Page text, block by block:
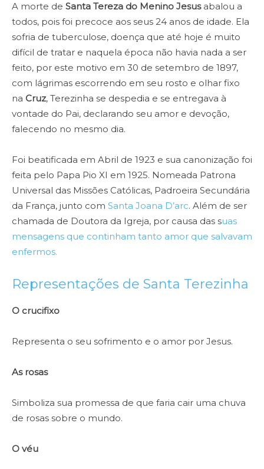
A morte de Santa Tereza do Menino Jesusabalou a
todos, pois foi precoce aos seus 24 anos de idade. Ela
sofria de tuberculose, doença que até hoje é muito
difícil de tratar e naquela época não havia nada a ser
feito, por este motivo em 30 de setembro de 1897,
com lágrimas escorrendo em seu rosto e olhar fixo
na Cruz, Terezinha se despedia e se entregava à
vontade do Pai, declarando seu amor e devoção,
falecendo no mesmo dia.
Foi beatificada em Abril de 1923 e sua canonização foi
feita pelo Papa Pio XI em 1925. Nomeada Patrona
Universal das Missões Católicas, Padroeira Secundária
da França, junto com Santa Joana D’arc. Além de ser
chamada de Doutora da Igreja, por causa das suas
mensagens que continham tanto amor que salvavam
enfermos.
Representações de Santa Terezinha
O crucifixo
Representa o seu sofrimento e o amor por Jesus.
As rosas
Simboliza sua promessa de que faria cair uma chuva
de rosas sobre o mundo.
O véu